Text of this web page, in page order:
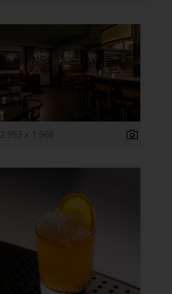
2 953 x 1 968